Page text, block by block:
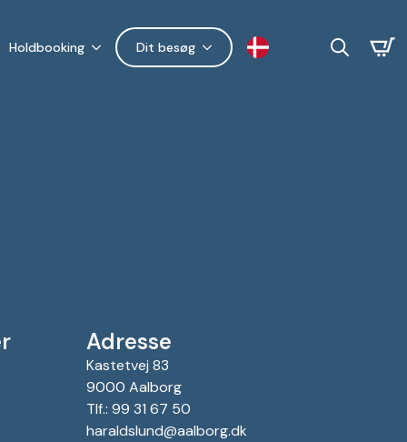
Holdbooking Dit besøg
Adresse
Kastetvej 83
9000 Aalborg
Tlf.: 99 31 67 50
haraldslund@aalborg.dk